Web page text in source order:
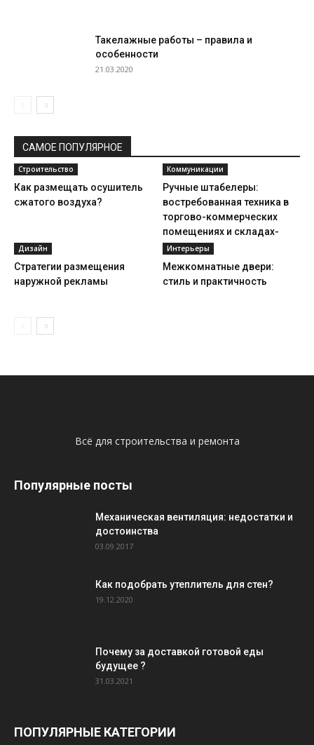
Такелажные работы – правила и
особенности
21.03.2020
САМОЕ ПОПУЛЯРНОЕ
Строительство
Как размещать осушитель
сжатого воздуха?
Коммуникации
Ручные штабелеры:
востребованная техника в
торгово-коммерческих
помещениях и складах-
Дизайн
Стратегии размещения
наружной рекламы
Интерьеры
Межкомнатные двери:
стиль и практичность
Всё для строительства и ремонта
Популярные посты
Механическая вентиляция: недостатки и
достоинства
03.09.2017
Как подобрать утеплитель для стен?
19.12.2020
Почему за доставкой готовой еды
будущее ?
31.03.2021
ПОПУЛЯРНЫЕ КАТЕГОРИИ